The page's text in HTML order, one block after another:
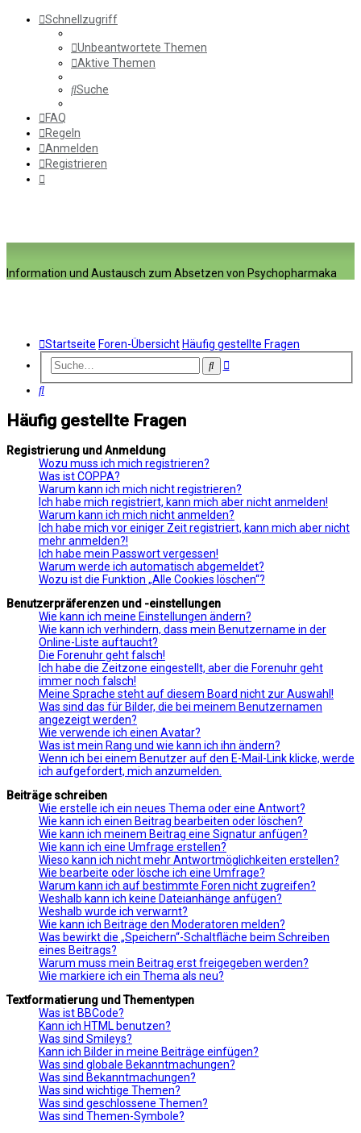
Schnellzugriff
Unbeantwortete Themen
Aktive Themen
Suche
FAQ
Regeln
Anmelden
Registrieren
Information und Austausch zum Absetzen von Psychopharmaka
Startseite Foren-Übersicht Häufig gestellte Fragen
SucheErweiterte
Suche
Häufig gestellte Fragen
Registrierung und Anmeldung
Wozu muss ich mich registrieren?
Was ist COPPA?
Warum kann ich mich nicht registrieren?
Ich habe mich registriert, kann mich aber nicht anmelden!
Warum kann ich mich nicht anmelden?
Ich habe mich vor einiger Zeit registriert, kann mich aber nicht
mehr anmelden?!
Ich habe mein Passwort vergessen!
Warum werde ich automatisch abgemeldet?
Wozu ist die Funktion „Alle Cookies löschen“?
Benutzerpräferenzen und -einstellungen
Wie kann ich meine Einstellungen ändern?
Wie kann ich verhindern, dass mein Benutzername in der
Online-Liste auftaucht?
Die Forenuhr geht falsch!
Ich habe die Zeitzone eingestellt, aber die Forenuhr geht
immer noch falsch!
Meine Sprache steht auf diesem Board nicht zur Auswahl!
Was sind das für Bilder, die bei meinem Benutzernamen
angezeigt werden?
Wie verwende ich einen Avatar?
Was ist mein Rang und wie kann ich ihn ändern?
Wenn ich bei einem Benutzer auf den E-Mail-Link klicke, werde
ich aufgefordert, mich anzumelden.
Beiträge schreiben
Wie erstelle ich ein neues Thema oder eine Antwort?
Wie kann ich einen Beitrag bearbeiten oder löschen?
Wie kann ich meinem Beitrag eine Signatur anfügen?
Wie kann ich eine Umfrage erstellen?
Wieso kann ich nicht mehr Antwortmöglichkeiten erstellen?
Wie bearbeite oder lösche ich eine Umfrage?
Warum kann ich auf bestimmte Foren nicht zugreifen?
Weshalb kann ich keine Dateianhänge anfügen?
Weshalb wurde ich verwarnt?
Wie kann ich Beiträge den Moderatoren melden?
Was bewirkt die „Speichern“-Schaltfläche beim Schreiben
eines Beitrags?
Warum muss mein Beitrag erst freigegeben werden?
Wie markiere ich ein Thema als neu?
Textformatierung und Thementypen
Was ist BBCode?
Kann ich HTML benutzen?
Was sind Smileys?
Kann ich Bilder in meine Beiträge einfügen?
Was sind globale Bekanntmachungen?
Was sind Bekanntmachungen?
Was sind wichtige Themen?
Was sind geschlossene Themen?
Was sind Themen-Symbole?